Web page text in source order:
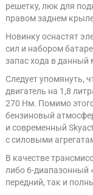
решетку, люк для
правом заднем
Новинку оснастят
сил и набором
запас хода в данный
Следует упомянуть,
двигатель на 1,8
270 Нм. Помимо
бензиновый
и современный
с силовыми
В качестве
либо 6-диапазонный
передний, так и